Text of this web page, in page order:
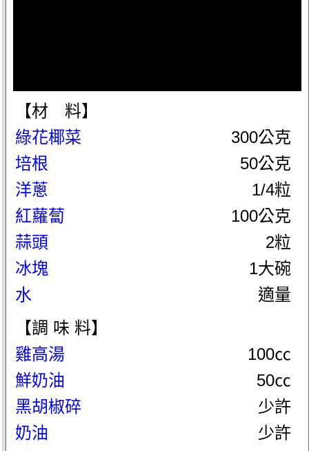
【材 料】
綠花椰菜
300公克
培根
50公克
洋蔥
1/4粒
紅蘿蔔
100公克
蒜頭
2粒
冰塊
1大碗
水
適量
【調 味 料】
雞高湯
100㏄
鮮奶油
50㏄
黑胡椒碎
少許
奶油
少許